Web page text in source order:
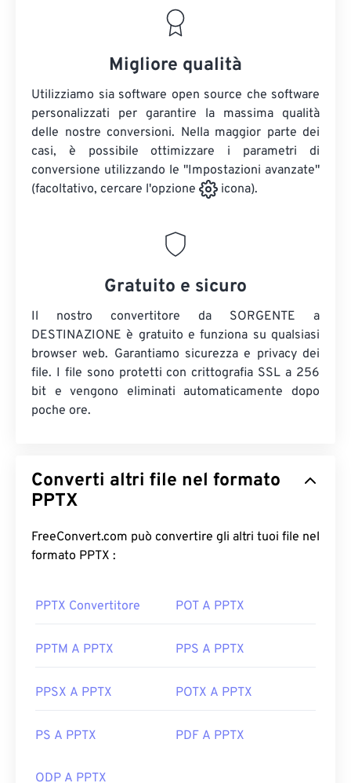
Migliore qualità
Utilizziamo sia software open source che software
personalizzati per garantire la massima qualità
delle nostre conversioni. Nella maggior parte dei
casi, è possibile ottimizzare i parametri di
conversione utilizzando le "Impostazioni avanzate"
(facoltativo, cercare l'opzione
icona).
Gratuito e sicuro
Il nostro convertitore da SORGENTE a
DESTINAZIONE è gratuito e funziona su qualsiasi
browser web. Garantiamo sicurezza e privacy dei
file. I file sono protetti con crittografia SSL a 256
bit e vengono eliminati automaticamente dopo
poche ore.
Converti altri file nel formato
PPTX
FreeConvert.com può convertire gli altri tuoi file nel
formato PPTX :
PPTX Convertitore POT A PPTX
PPTM A PPTX PPS A PPTX
PPSX A PPTX POTX A PPTX
PS A PPTX PDF A PPTX
ODP A PPTX